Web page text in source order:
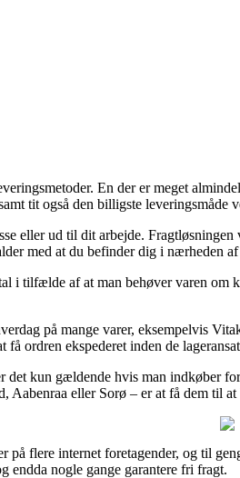
En der er meget
tit også den billigste leveringsmåde
eller ud til dit arbejde.
med at du befinder dig i nærheden
tilfælde af at man behøver varen om
på mange varer, eksempelvis
ordren ekspederet inden de
det kun gældende hvis man indkøber
eller Sorø – er at få dem til
flere internet foretagender, og til
endda nogle gange garantere fri fragt.